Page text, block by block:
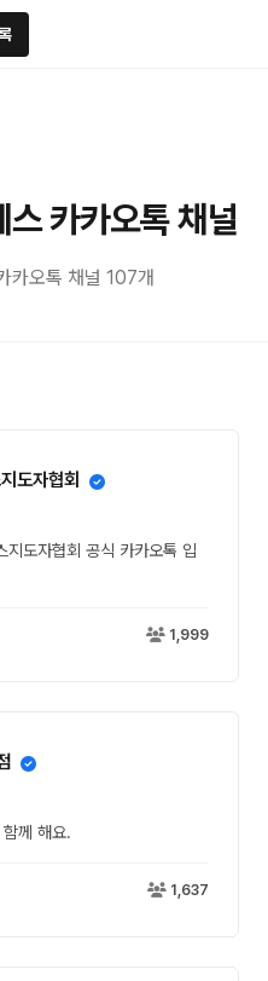
카카오톡 채널
카오톡 채널 107개
도자협회
지도자협회 공식 카카오톡 입
1,999
께 해요.
1,637